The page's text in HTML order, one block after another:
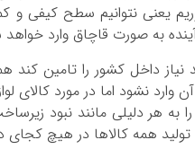
یعنی نتوانیم سطح کیفی
داخل کشور را تامین
هر دلیلی مانند نبود
تولید همه کالاها در هیچ